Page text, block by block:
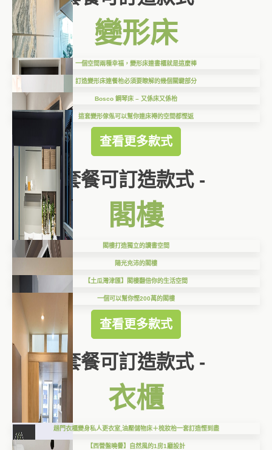
變形床
一個空間兩種幸福，變形床連書櫃就是這麼棒
訂造變形床連餐枱必須要瞭解的幾個關鍵部分
Bosco 鋼琴床 – 又係床又係枱
這套變形傢俬可以幫你連床褥的空間都慳返
查看更多款式
套餐可訂造款式 -
閣樓
閣樓打造獨立的讀書空間
陽光充沛的閣樓
【土瓜灣津匯】閣樓翻倍你的生活空間
一個可以幫你慳200萬的閣樓
查看更多款式
套餐可訂造款式 -
衣櫃
趟門衣櫃變身私人更衣室,油壓儲物床＋梳妝枱一套訂造慳到盡
【西營盤曉譽】自然風的1房1廳設計